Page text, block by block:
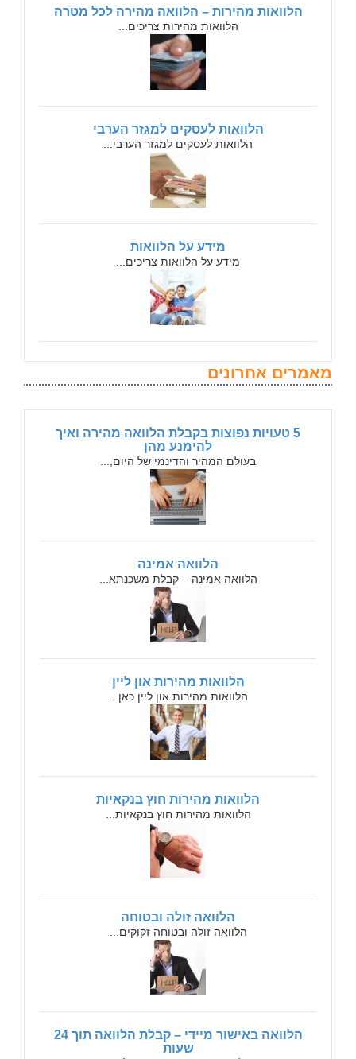
הלוואות מהירות – הלוואה מהירה לכל מטרה
הלוואות מהירות צריכים...
הלוואות לעסקים למגזר הערבי
הלוואות לעסקים למגזר הערבי...
מידע על הלוואות
מידע על הלוואות צריכים...
מאמרים אחרונים
5 טעויות נפוצות בקבלת הלוואה מהירה ואיך
להימנע מהן
בעולם המהיר והדינמי של היום,...
הלוואה אמינה
הלוואה אמינה – קבלת משכנתא...
הלוואות מהירות און ליין
הלוואות מהירות און ליין כאן...
הלוואות מהירות חוץ בנקאיות
הלוואות מהירות חוץ בנקאיות...
הלוואה זולה ובטוחה
הלוואה זולה ובטוחה זקוקים...
הלוואה באישור מיידי – קבלת הלוואה תוך 24
שעות